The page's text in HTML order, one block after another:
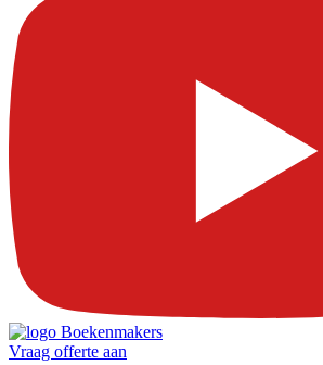
Vraag offerte aan